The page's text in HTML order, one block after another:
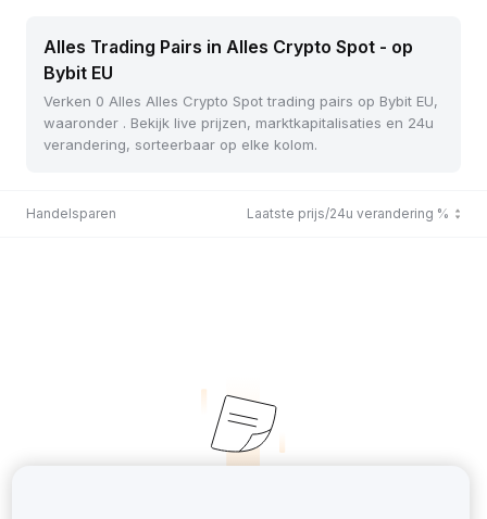
Alles Trading Pairs in Alles Crypto Spot - op
Bybit EU
Verken 0 Alles Alles Crypto Spot trading pairs op Bybit EU,
waaronder . Bekijk live prijzen, marktkapitalisaties en 24u
verandering, sorteerbaar op elke kolom.
Handelsparen Laatste prijs/24u verandering %